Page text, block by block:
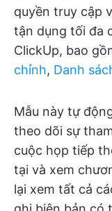
quyền truy cập
tận dụng tối đa
ClickUp, bao
chỉnh, Danh
Mẫu này tự
theo dõi sự
cuộc họp tiếp
tại và xem
lại xem tất cả